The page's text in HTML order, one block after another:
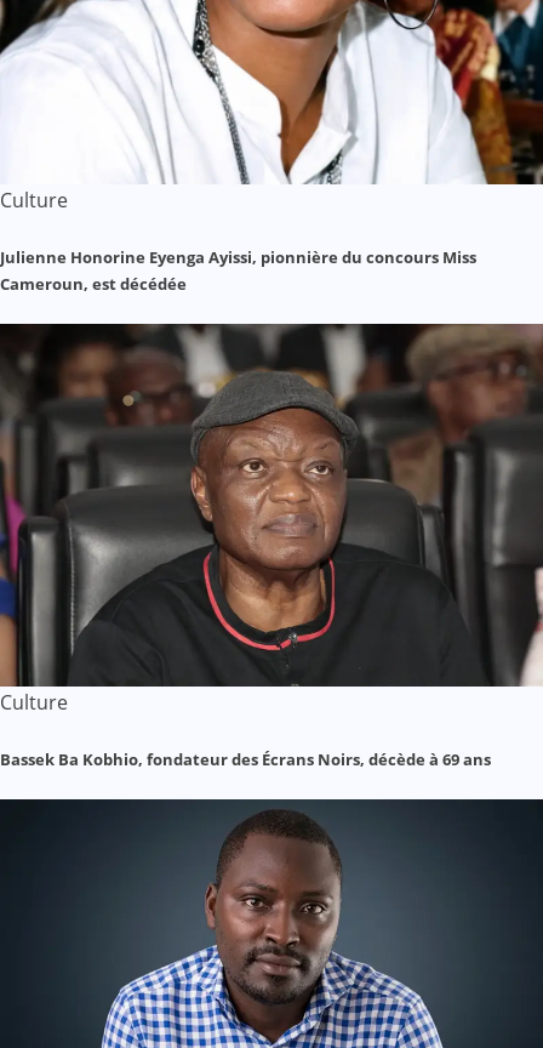
Culture
Julienne Honorine Eyenga Ayissi, pionnière du concours Miss
Cameroun, est décédée
Culture
Bassek Ba Kobhio, fondateur des Écrans Noirs, décède à 69 ans